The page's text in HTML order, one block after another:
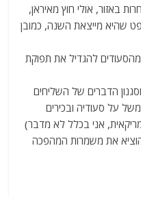
באזור, אולי חוץ מאיראן,
שהיא מייצאת השנה, כמובן
להגדיל את תפוקת
הדברים של השליחים
על סעודיה ובכירים
אני בכלל לא מדבר)
את משמרות המהפכה